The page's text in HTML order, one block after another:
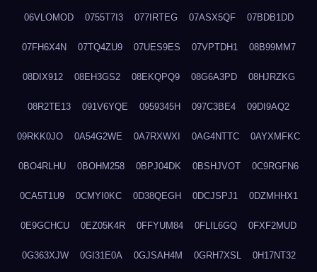
06VLOMOD 0755T7I3 077IRTEG 07ASX5QF 07BDB1DD
07FH6X4N 07TQ4ZU9 07UES9ES 07VPTDH1 08B99MM7
08DIX912 08EH3GS2 08EKQPQ9 08G6A3PD 08HJRZKG
08R2TE13 091V6YQE 0959345H 097C3BE4 09DI9AQ2
09RKK0JO 0A54G2WE 0A7RXWXI 0AG4NTTC 0AYXMFKC
0BO4RLHU 0BOHM258 0BPJ04DK 0BSHJVOT 0C9RGFN6
0CA5T1U9 0CMYI0KC 0D38QEGH 0DCJSPJ1 0DZMHHX1
0E9GCHCU 0EZ05K4R 0FFYUM84 0FLIL6GQ 0FXF2MUD
0G363XJW 0GI31E0A 0GJSAH4M 0GRH7XSL 0H17NT32